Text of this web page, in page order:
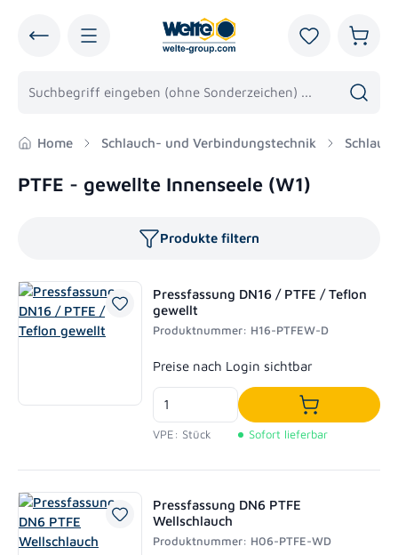
Du hast 0
Home Schlauch- und Verbindungstechnik
PTFE - gewellte Innenseele (W1)
Produkte filtern
Pressfassung DN16 / PTFE / Teflon
gewellt
Produktnummer: H16-PTFEW-D
Regulärer Preis:
Preise nach Login sichtbar
VPE: Stück
In den
Sofort lieferbar
Pressfassung DN6 PTFE
Wellschlauch
Produktnummer: H06-PTFE-WD